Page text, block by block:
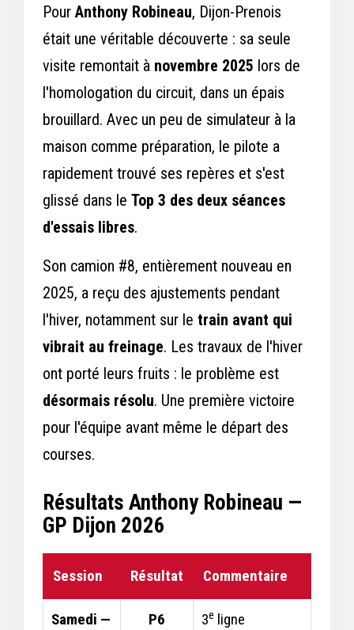
Pour Anthony Robineau, Dijon-Prenois
était une véritable découverte : sa seule
visite remontait à novembre 2025 lors de
l'homologation du circuit, dans un épais
brouillard. Avec un peu de simulateur à la
maison comme préparation, le pilote a
rapidement trouvé ses repères et s'est
glissé dans le Top 3 des deux séances
d'essais libres.
Son camion #8, entièrement nouveau en
2025, a reçu des ajustements pendant
l'hiver, notamment sur le train avant qui
vibrait au freinage. Les travaux de l'hiver
ont porté leurs fruits : le problème est
désormais résolu. Une première victoire
pour l'équipe avant même le départ des
courses.
Résultats Anthony Robineau —
GP Dijon 2026
Session Résultat Commentaire
Samedi —
P6 3e ligne